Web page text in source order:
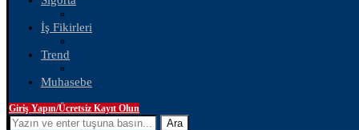
İş Fikirleri
Trend
Muhasebe
Giriş Yapın/Ücretsiz Kayıt Olun
Ara